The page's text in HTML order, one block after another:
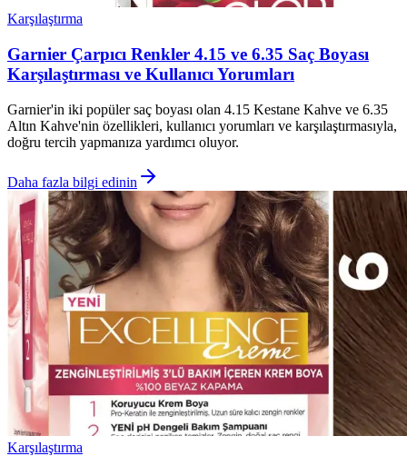
Karşılaştırma
Garnier Çarpıcı Renkler 4.15 ve 6.35 Saç Boyası
Karşılaştırması ve Kullanıcı Yorumları
Garnier'in iki popüler saç boyası olan 4.15 Kestane Kahve ve 6.35
Altın Kahve'nin özellikleri, kullanıcı yorumları ve karşılaştırmasıyla,
doğru tercih yapmanıza yardımcı oluyor.
Daha fazla bilgi edinin
Karşılaştırma